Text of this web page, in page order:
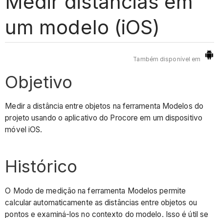
um modelo (iOS)
Também disponível em
Objetivo
Medir a distância entre objetos na ferramenta Modelos do
projeto usando o aplicativo do Procore em um dispositivo
móvel iOS.
Histórico
O Modo de medição na ferramenta Modelos permite
calcular automaticamente as distâncias entre objetos ou
pontos e examiná-los no contexto do modelo. Isso é útil se